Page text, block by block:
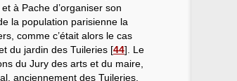
à Pache d’organiser son
la population parisienne la
comme c’était alors le cas
du jardin des Tuileries [44] . Le
du Jury des arts et du maire,
anciennement des Tuileries,